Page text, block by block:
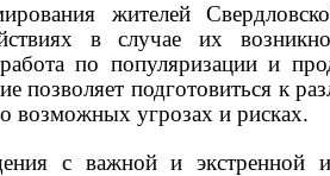
жителей
в случае их
по популяризации и
подготовиться к
возможных угрозах и рисках.
с важной и экстренной